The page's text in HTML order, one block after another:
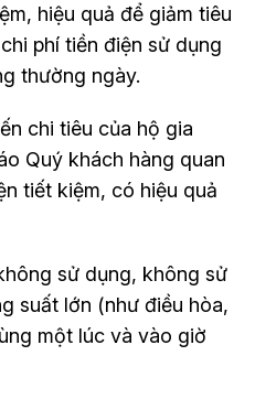
hiệu quả để giảm tiêu
phí tiền điện sử dụng
thường ngày.
chi tiêu của hộ gia
Quý khách hàng quan
tiết kiệm, có hiệu quả
sử dụng, không sử
suất lớn (như điều hòa,
một lúc và vào giờ